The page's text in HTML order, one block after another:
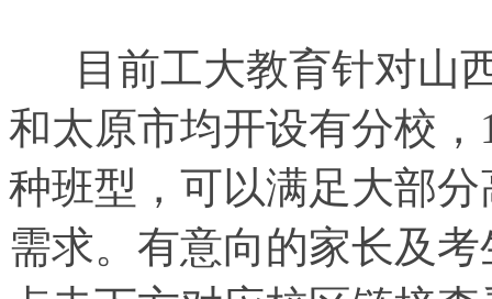
目前工大教育针对山
和太原市均开设有分校
种班型，可以满足大部
需求。有意向的家长及